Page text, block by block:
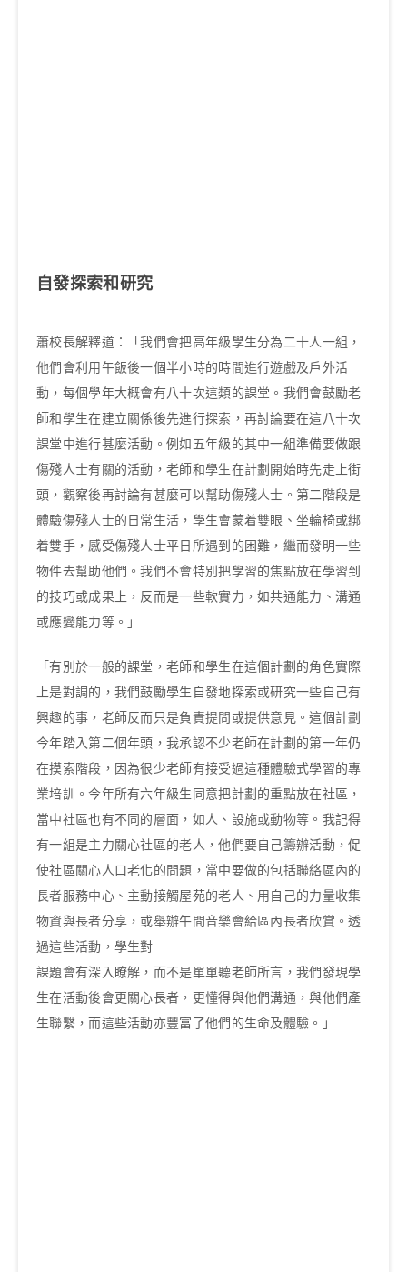
自發探索和研究
蕭校長解釋道：「我們會把高年級學生分為二十人一組，
他們會利用午飯後一個半小時的時間進行遊戲及戶外活
動，每個學年大概會有八十次這類的課堂。我們會鼓勵老
師和學生在建立關係後先進行探索，再討論要在這八十次
課堂中進行甚麼活動。例如五年級的其中一組準備要做跟
傷殘人士有關的活動，老師和學生在計劃開始時先走上街
頭，觀察後再討論有甚麼可以幫助傷殘人士。第二階段是
體驗傷殘人士的日常生活，學生會蒙着雙眼、坐輪椅或綁
着雙手，感受傷殘人士平日所遇到的困難，繼而發明一些
物件去幫助他們。我們不會特別把學習的焦點放在學習到
的技巧或成果上，反而是一些軟實力，如共通能力、溝通
或應變能力等。」
「有別於一般的課堂，老師和學生在這個計劃的角色實際
上是對調的，我們鼓勵學生自發地探索或研究一些自己有
興趣的事，老師反而只是負責提問或提供意見。這個計劃
今年踏入第二個年頭，我承認不少老師在計劃的第一年仍
在摸索階段，因為很少老師有接受過這種體驗式學習的專
業培訓。今年所有六年級生同意把計劃的重點放在社區，
當中社區也有不同的層面，如人、設施或動物等。我記得
有一組是主力關心社區的老人，他們要自己籌辦活動，促
使社區關心人口老化的問題，當中要做的包括聯絡區內的
長者服務中心、主動接觸屋苑的老人、用自己的力量收集
物資與長者分享，或舉辦午間音樂會給區內長者欣賞。透
過這些活動，學生對
課題會有深入瞭解，而不是單單聽老師所言，我們發現學
生在活動後會更關心長者，更懂得與他們溝通，與他們產
生聯繫，而這些活動亦豐富了他們的生命及體驗。」